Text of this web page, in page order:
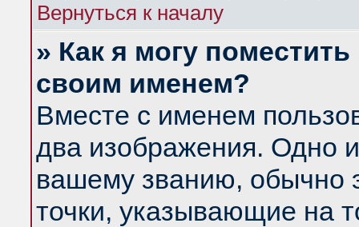
Вернуться к началу
» Как я могу
своим именем?
Вместе с именем
два изображения. Одно
вашему званию, обычно
точки, указывающие на